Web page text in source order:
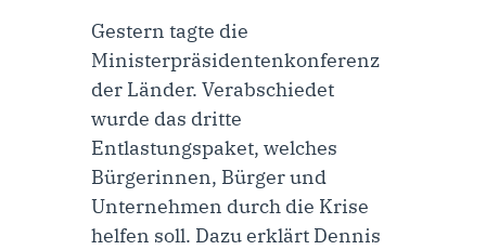
Gestern tagte die
Ministerpräsidentenkonferenz
der Länder. Verabschiedet
wurde das dritte
Entlastungspaket, welches
Bürgerinnen, Bürger und
Unternehmen durch die Krise
helfen soll. Dazu erklärt Dennis